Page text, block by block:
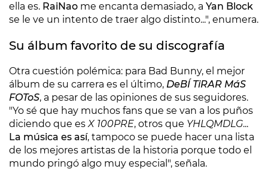
ella es. RaiNao me encanta demasiado, a Yan Block
se le ve un intento de traer algo distinto...", enumera.
Su álbum favorito de su discografía
Otra cuestión polémica: para Bad Bunny, el mejor
álbum de su carrera es el último, DeBÍ TiRAR MáS
FOToS, a pesar de las opiniones de sus seguidores.
"Yo sé que hay muchos fans que se van a los puños
diciendo que esX 100PRE, otros que YHLQMDLG...
La música es así, tampoco se puede hacer una lista
de los mejores artistas de la historia porque todo el
mundo pringó algo muy especial", señala.